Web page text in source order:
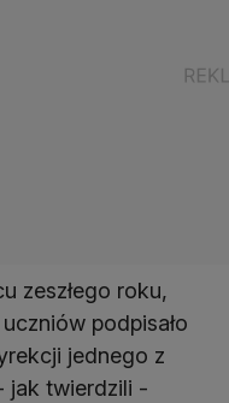
zeszłego roku,
podpisało
jednego z
jak twierdzili -